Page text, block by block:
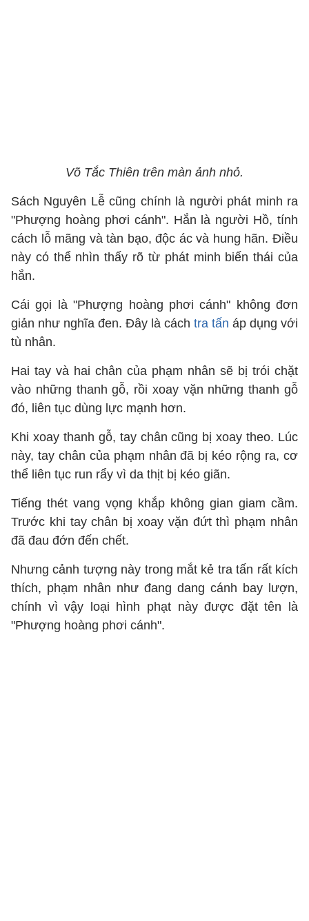
Võ Tắc Thiên trên màn ảnh nhỏ.
Sách Nguyên Lễ cũng chính là người phát minh ra
"Phượng hoàng phơi cánh". Hắn là người Hồ, tính
cách lỗ mãng và tàn bạo, độc ác và hung hãn. Điều
này có thể nhìn thấy rõ từ phát minh biến thái của
hắn.
Cái gọi là "Phượng hoàng phơi cánh" không đơn
giản như nghĩa đen. Đây là cách tra tấn áp dụng với
tù nhân.
Hai tay và hai chân của phạm nhân sẽ bị trói chặt
vào những thanh gỗ, rồi xoay vặn những thanh gỗ
đó, liên tục dùng lực mạnh hơn.
Khi xoay thanh gỗ, tay chân cũng bị xoay theo. Lúc
này, tay chân của phạm nhân đã bị kéo rộng ra, cơ
thể liên tục run rẩy vì da thịt bị kéo giãn.
Tiếng thét vang vọng khắp không gian giam cầm.
Trước khi tay chân bị xoay vặn đứt thì phạm nhân
đã đau đớn đến chết.
Nhưng cảnh tượng này trong mắt kẻ tra tấn rất kích
thích, phạm nhân như đang dang cánh bay lượn,
chính vì vậy loại hình phạt này được đặt tên là
"Phượng hoàng phơi cánh".